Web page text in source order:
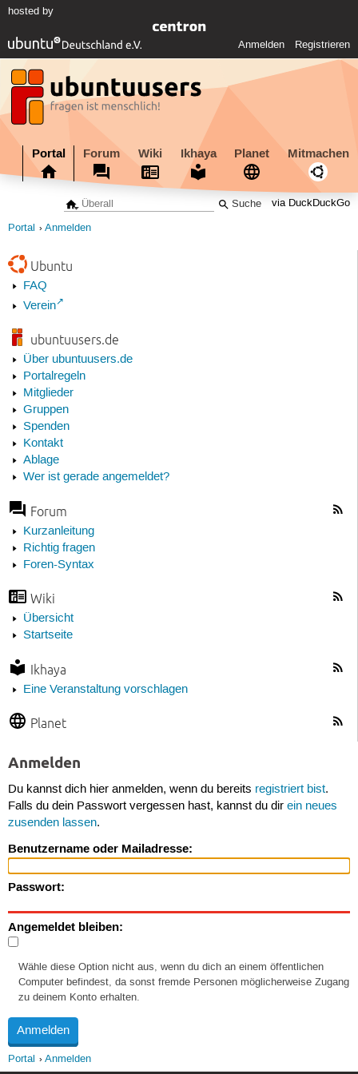
hosted by
Anmelden Registrieren
Portal Forum Wiki Ikhaya Planet Mitmachen
via DuckDuckGo
Portal Anmelden
Ubuntu
FAQ
Verein
ubuntuusers.de
Über ubuntuusers.de
Portalregeln
Mitglieder
Gruppen
Spenden
Kontakt
Ablage
Wer ist gerade angemeldet?
Forum
Kurzanleitung
Richtig fragen
Foren-Syntax
Wiki
Übersicht
Startseite
Ikhaya
Eine Veranstaltung vorschlagen
Planet
Anmelden
Du kannst dich hier anmelden, wenn du bereits registriert bist.
Falls du dein Passwort vergessen hast, kannst du dir ein neues
zusenden lassen.
Benutzername oder Mailadresse:
Passwort:
Angemeldet bleiben:
Wähle diese Option nicht aus, wenn du dich an einem öffentlichen
Computer befindest, da sonst fremde Personen möglicherweise Zugang
zu deinem Konto erhalten.
Portal Anmelden